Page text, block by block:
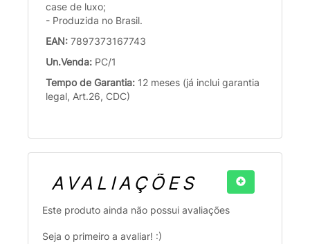
case de luxo;
- Produzida no Brasil.
EAN: 7897373167743
Un.Venda: PC/1
Tempo de Garantia: 12 meses (já inclui garantia
legal, Art.26, CDC)
AVALIAÇÕES
Este produto ainda não possui avaliações
Seja o primeiro a avaliar! :)